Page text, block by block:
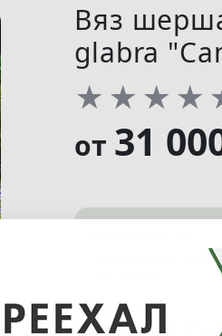
Вяз
glabra
★ ★ ★ ★
от 31
минимальная
от 0 ₽ -
минимальная